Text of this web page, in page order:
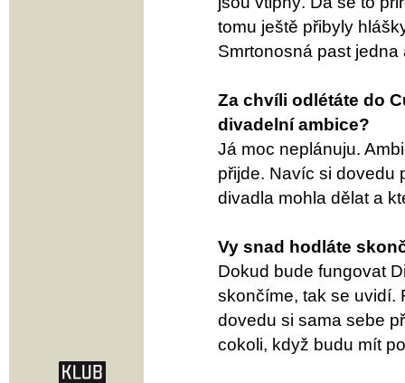
tomu ještě přibyly
Smrtonosná past jedna
Za chvíli odlétáte do
divadelní ambice?
Já moc neplánuju.
přijde. Navíc si dovedu
divadla mohla dělat a
Vy snad hodláte
Dokud bude fungovat
skončíme, tak se uvidí.
dovedu si sama sebe
cokoli, když budu mít